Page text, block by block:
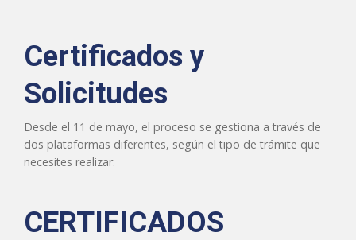
Certificados y
Solicitudes
Desde el 11 de mayo, el proceso se gestiona a través de
dos plataformas diferentes, según el tipo de trámite que
necesites realizar:
CERTIFICADOS